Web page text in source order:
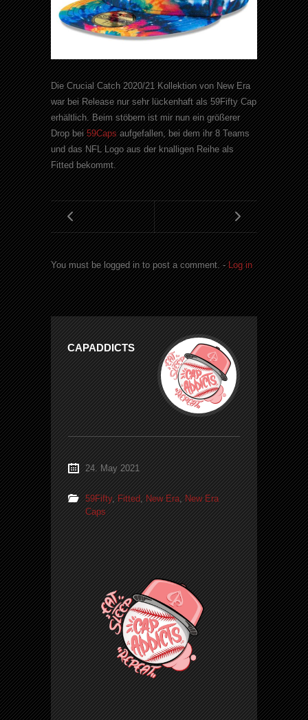
Die Crucial Catch 2020/21 Kollektion von New Era
war bei Release nur sehr lückenhaft als 59Fifty Cap
erhältlich. Beim stöbern ist mir nun ein größerer
Drop bei59Capsaufgefallen, bei dem ihr 8 Teams
und das NFL Logo aus der knalligen Reihe als
Fitted bekommt.
You must be logged in to post a comment. -Log in
CAPADDICTS
24. May 2021
59Fifty,Fitted,New Era,New Era
Caps